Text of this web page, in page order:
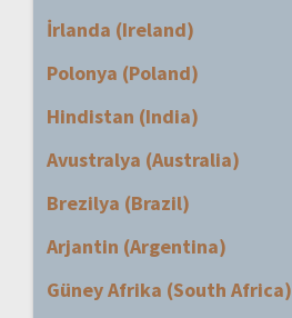
İrlanda (Ireland)
Polonya (Poland)
Hindistan (India)
Avustralya (Australia)
Brezilya (Brazil)
Arjantin (Argentina)
Güney Afrika (South Africa)